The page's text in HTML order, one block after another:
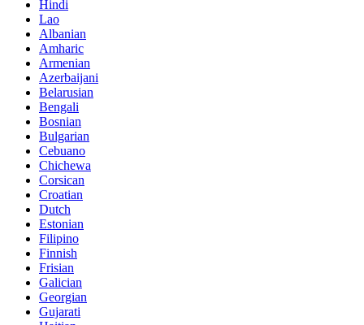
Hindi
Lao
Albanian
Amharic
Armenian
Azerbaijani
Belarusian
Bengali
Bosnian
Bulgarian
Cebuano
Chichewa
Corsican
Croatian
Dutch
Estonian
Filipino
Finnish
Frisian
Galician
Georgian
Gujarati